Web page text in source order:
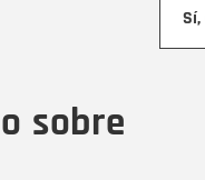
sobre